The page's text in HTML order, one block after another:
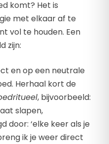
komt? Het is
met elkaar af te
vol te houden. Een
zijn:
en op een neutrale
Herhaal kort de
, bijvoorbeeld:
slapen,
door: ‘elke keer als je
ik je weer direct